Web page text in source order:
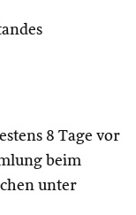
8 Tage vor
beim
unter